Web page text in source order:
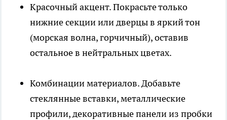
Красочный акцент. Покрасьте только
нижние секции или дверцы в яркий тон
(морская волна, горчичный), оставив
остальное в нейтральных цветах.
Комбинации материалов. Добавьте
стеклянные вставки, металлические
профили, декоративные панели из пробки